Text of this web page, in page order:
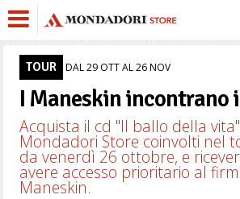
TOUR DAL 29 OTT AL 26 NOV
I Maneskin incontrano
Acquista il cd "Il ballo della
Mondadori Store coinvolti nel
da venerdì 26 ottobre, e
avere accesso prioritario al
Maneskin.